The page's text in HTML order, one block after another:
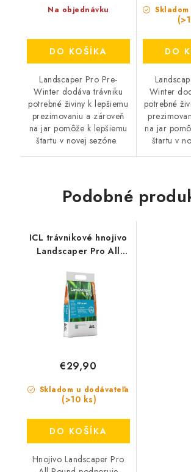
Na objednávku
DO KOŠÍKA
Landscaper Pro Pre-
Winter dodáva trávniku
potrebné živiny k lepšiemu
prezimovaniu a zároveň
na jar pomôže k lepšiemu
štartu v novej sezóne.
DO
Winter
potrebné
na jar
štartu v
Podobné
ICL trávnikové hnojivo
Landscaper Pro All
ODBER
Skladom u dodávateľa
(>10 ks)
€29,90
DO KOŠÍKA
Hnojivo Landscaper Pro